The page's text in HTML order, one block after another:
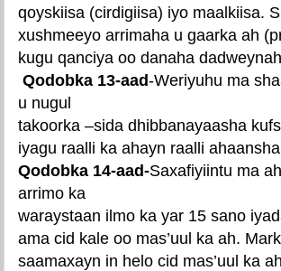
qoyskiisa (cirdigiisa) iyo maalkiisa.
xushmeeyo arrimaha u gaarka ah
kugu qanciya oo danaha
Qodobka 13-aad-Weriyuhu ma
u nugul
takoorka –sida dhibbanayaasha
iyagu raalli ka ahayn raalli
Qodobka 14-aad-Saxafiyiintu ma
arrimo ka
waraystaan ilmo ka yar 15 sano
ama cid kale oo mas’uul ka ah.
saamaxayn in helo cid mas’uul ka